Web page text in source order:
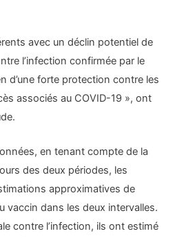
avec un déclin potentiel de
l’infection confirmée par le
d’une forte protection contre les
associés au COVID-19 », ont
en tenant compte de la
des deux périodes, les
approximatives de
vaccin dans les deux intervalles.
contre l’infection, ils ont estimé